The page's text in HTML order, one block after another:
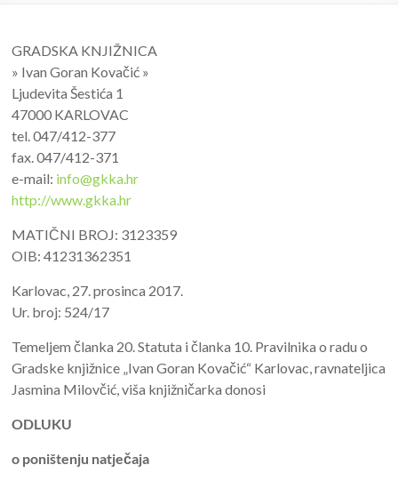
GRADSKA KNJIŽNICA
» Ivan Goran Kovačić »
Ljudevita Šestića 1
47000 KARLOVAC
tel. 047/412-377
fax. 047/412-371
e-mail: info@gkka.hr
http://www.gkka.hr
MATIČNI BROJ: 3123359
OIB: 41231362351
Karlovac, 27. prosinca 2017.
Ur. broj: 524/17
Temeljem članka 20. Statuta i članka 10. Pravilnika o radu o
Gradske knjižnice „Ivan Goran Kovačić“ Karlovac, ravnateljica
Jasmina Milovčić, viša knjižničarka donosi
ODLUKU
o poništenju natječaja